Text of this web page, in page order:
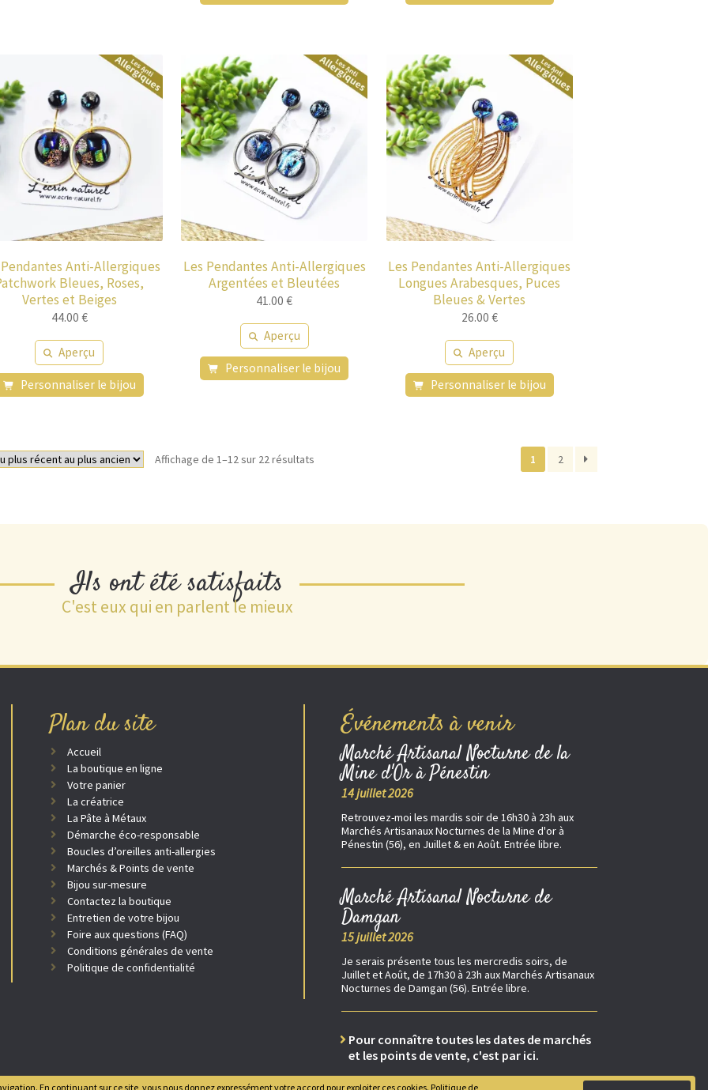
Anti-Allergiques
Bleues, Roses,
Vertes et Beiges
44.00 €
Aperçu
Personnaliser le bijou
Les Pendantes Anti-Allergiques
Argentées et Bleutées
41.00€
Aperçu
Personnaliser le bijou
Les Pendantes Anti-Allergiques
Longues Arabesques, Puces
Bleues & Vertes
26.00 €
Aperçu
Personnaliser le bijou
Affichage de 1–12 sur 22 résultatsTrié
1 2
Ils ont été satisfaits
C'est eux qui en parlent le mieux
Plan du site
Accueil
La boutique en ligne
Votre panier
La créatrice
La Pâte à Métaux
Démarche éco-responsable
Boucles d’oreilles anti-allergies
Marchés & Points de vente
Bijou sur-mesure
Contactez la boutique
Entretien de votre bijou
Foire aux questions (FAQ)
Conditions générales de vente
Politique de confidentialité
Événements à venir
Marché Artisanal Nocturne de la
Mine d'Or à Pénestin
14 juillet 2026
Retrouvez-moi les mardis soir de 16h30 à 23h aux
Marchés Artisanaux Nocturnes de la Mine d'or à
Pénestin (56), en Juillet & en Août. Entrée libre.
Marché Artisanal Nocturne de
Damgan
15 juillet 2026
Je serais présente tous les mercredis soirs, de
Juillet et Août, de 17h30 à 23h aux Marchés Artisanaux
Nocturnes de Damgan (56). Entrée libre.
Pour connaître toutes les dates de marchés
et les points de vente, c'est par ici.
En continuant sur ce site, vous nous donnez expressément votre accord pour exploiter ces cookies. Politique de